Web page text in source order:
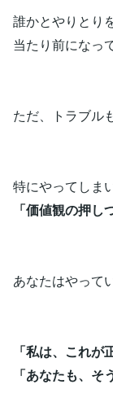
誰かとやりとり
当たり前になっ
ただ、トラブル
特にやってしま
「価値観の押し
あなたはやって
「私は、これが
「あなたも、そ